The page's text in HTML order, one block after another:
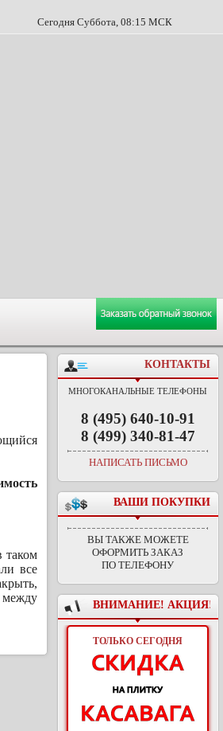
Сегодня Суббота, 08:15 МСК
таком
все
между
КОНТАКТЫ
МНОГОКАНАЛЬНЫЕ ТЕЛЕФОНЫ
8 (495) 640-10-91
8 (499) 340-81-47
НАПИСАТЬ ПИСЬМО
ВАШИ ПОКУПКИ
ВЫ ТАКЖЕ МОЖЕТЕ
ОФОРМИТЬ ЗАКАЗ
ПО ТЕЛЕФОНУ
ВНИМАНИЕ! АКЦИЯ!
ТОЛЬКО СЕГОДНЯ